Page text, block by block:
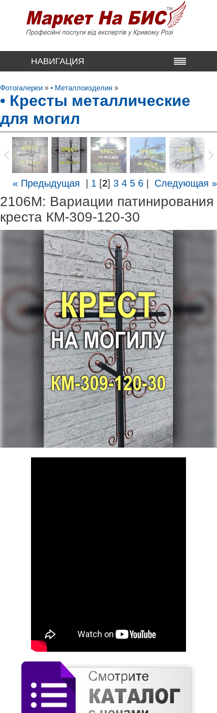
НАВИГАЦИЯ
Фотогалереи » • Металлоизделия »
• Кресты металлические
для могил
« Предыдущая | 1 [2] 3 4 5 6 | Следующая »
2106M: Вариации патинирования
креста КМ-309-120-30